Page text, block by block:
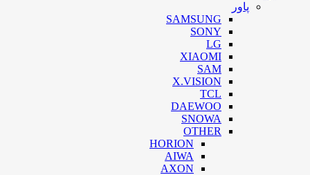
پاور
SAMSUNG
SONY
LG
XIAOMI
SAM
X.VISION
TCL
DAEWOO
SNOWA
OTHER
HORION
AIWA
AXON